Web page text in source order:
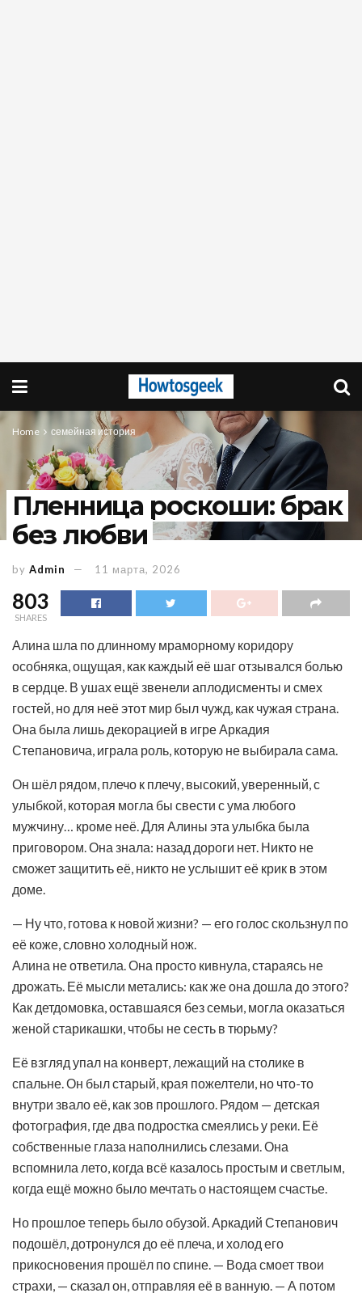
Home семейная история
Пленница роскоши: брак
без любви
by Admin 11 марта, 2026
803
SHARES
Алина шла по длинному мраморному коридору
особняка, ощущая, как каждый её шаг отзывался болью
в сердце. В ушах ещё звенели аплодисменты и смех
гостей, но для неё этот мир был чужд, как чужая страна.
Она была лишь декорацией в игре Аркадия
Степановича, играла роль, которую не выбирала сама.
Он шёл рядом, плечо к плечу, высокий, уверенный, с
улыбкой, которая могла бы свести с ума любого
мужчину… кроме неё. Для Алины эта улыбка была
приговором. Она знала: назад дороги нет. Никто не
сможет защитить её, никто не услышит её крик в этом
доме.
— Ну что, готова к новой жизни? — его голос скользнул по
её коже, словно холодный нож.
Алина не ответила. Она просто кивнула, стараясь не
дрожать. Её мысли метались: как же она дошла до этого?
Как детдомовка, оставшаяся без семьи, могла оказаться
женой старикашки, чтобы не сесть в тюрьму?
Её взгляд упал на конверт, лежащий на столике в
спальне. Он был старый, края пожелтели, но что-то
внутри звало её, как зов прошлого. Рядом — детская
фотография, где два подростка смеялись у реки. Её
собственные глаза наполнились слезами. Она
вспомнила лето, когда всё казалось простым и светлым,
когда ещё можно было мечтать о настоящем счастье.
Но прошлое теперь было обузой. Аркадий Степанович
подошёл, дотронулся до её плеча, и холод его
прикосновения прошёл по спине. — Вода смоет твои
страхи, — сказал он, отправляя её в ванную. — А потом